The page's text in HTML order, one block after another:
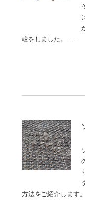
較をしました。……
方法をご紹介しま